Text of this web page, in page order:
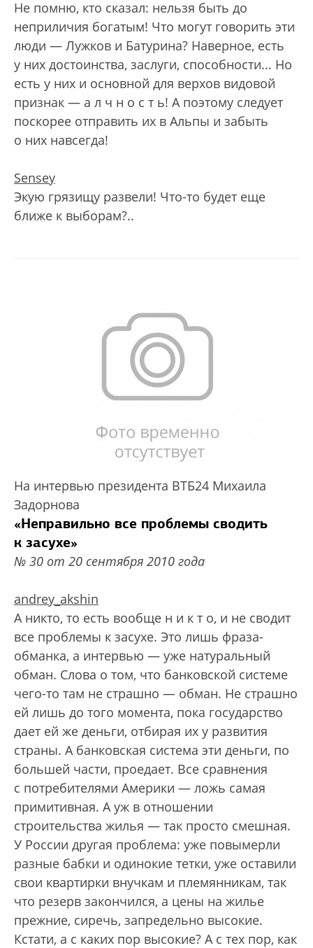
Не помню, кто сказал: нельзя быть до
неприличия богатым! Что могут говорить эти
люди — Лужков и Батурина? Наверное, есть
у них достоинства, заслуги, способности... Но
есть у них и основной для верхов видовой
признак — а л ч н о с т ь! А поэтому следует
поскорее отправить их в Альпы и забыть
о них навсегда!
Sensey
Экую грязищу развели! Что-то будет еще
ближе к выборам?..
На интервью президента ВТБ24 Михаила
Задорнова
«Неправильно все проблемы сводить
к засухе»
№ 30 от 20 сентября 2010 года
andrey_akshin
А никто, то есть вообще н и к т о, и не сводит
все проблемы к засухе. Это лишь фраза-
обманка, а интервью — уже натуральный
обман. Слова о том, что банковской системе
чего-то там не страшно — обман. Не страшно
ей лишь до того момента, пока государство
дает ей же деньги, отбирая их у развития
страны. А банковская система эти деньги, по
большей части, проедает. Все сравнения
с потребителями Америки — ложь самая
примитивная. А уж в отношении
строительства жилья — так просто смешная.
У России другая проблема: уже повымерли
разные бабки и одинокие тетки, уже оставили
свои квартирки внучкам и племянникам, так
что резерв закончился, а цены на жилье
прежние, сиречь, запредельно высокие.
Кстати, а с каких пор высокие? А с тех пор, как